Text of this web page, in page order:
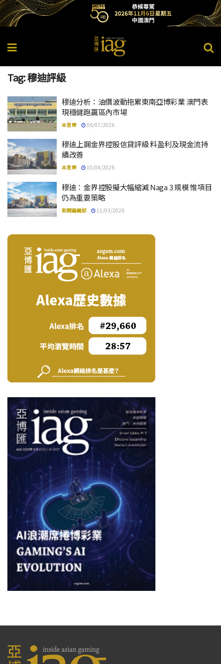
Tag:穆迪評級
穆迪分析：油價波動拖累東南亞博彩業 澳門表
現穩健跑贏區內市場
本思齊 06/07/2026
穆迪上調金界控股信貸評級 料盈利及現金流持
續改善
本思齊 10/04/2026
穆迪：金界控股擬大幅縮減 Naga 3 規模 惟項目
仍為重要策略
新聞編輯部 11/03/2026